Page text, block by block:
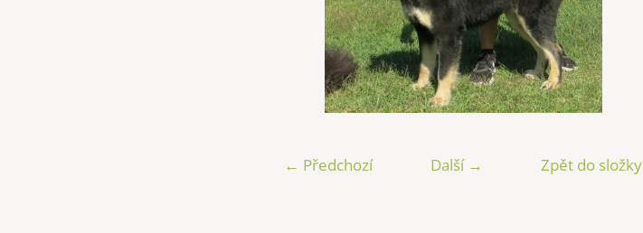
← Předchozí Další → Zpět do složky